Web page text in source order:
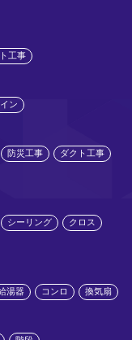
工事
ン
防災工事 ダクト工事
シーリング クロス
湯器 コンロ 換気扇